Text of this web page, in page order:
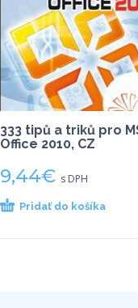
333 tipů a triků pro
Office 2010, CZ
9,44€ s DPH
Pridať do košíka